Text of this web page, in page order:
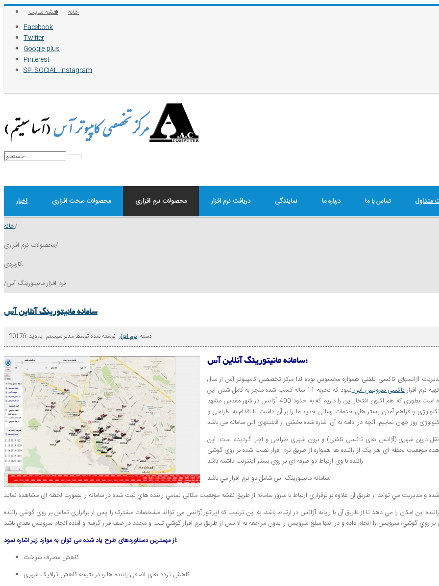
نقشه سایت
خانه
Facebook
Twitter
Google plus
Pinterest
SP_SOCIAL_instagram
اخبار محصولات سخت افزاری محصولات نرم افزاری دریافت نرم افزار نمایندگی درباره ما تماس با ما متداول
خانه/
محصولات نرم افزاری/
کاربردی:
/نرم افزار مانیتورینگ آس
سامانه مانیتورینگ آنلاین آس
دسته: نرم افزار نوشته شده توسط مدیر سیستم بازدید: 20176
سامانه مانیتورینگ آنلاین آس:
آژانسهای تاکسی تلفنی همواره محسوس بوده لذا مرکز تخصصی کامپیوتر آس از سال
تاکسی سرویس آس
نمود که تجربه 11 ساله کسب شده منجر به کامل شدن این
نرم افزار و تبدیل آن به عنوان یک نرم افزار مرجع گردیده است بطوری که هم اکنون افتخار این را داریم که به حدود 400 آژانس در شهر مقدس مشهد
و فراهم آمدن بستر های خدمات رسانی جدید ما را بر آن داشت تا اقدام به طراحی و
درون شهری (آژانس های تاکسی تلفنی) و برون شهری طراحی و اجرا گردیده است. این
موقعیت لحظه ای هر یک از راننده ها همواره از طریق نرم افزار نصب شده بر روی گوشی
راننده با وی ارتباط دو طرفه ای بر روی بستر اینترنت داشته باشد.
سامانه مانيتورينگ آس شامل دو نرم افزار مي باشد:
اين امکان را مي دهد تا از طريق آن با رايانه آژانس در ارتباط باشد، به اين ترتيب که اپراتور آژانس مي تواند مشخصات مشترک را پس از برقراري تماس بر روي گوشي راننده
از مهمترین دستاوردهای طرح یاد شده می توان به موارد زیر اشاره نمود:
کاهش مصرف سوخت
کاهش تردد های اضافی راننده ها و در نتیجه کاهش ترافیک شهری